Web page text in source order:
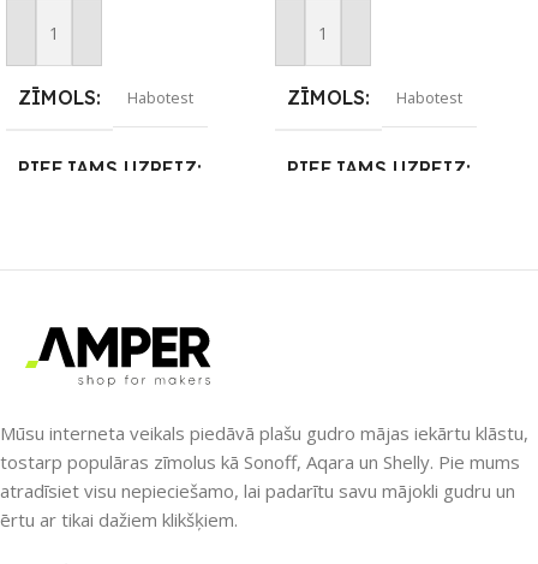
Pievienot Grozam
ZĪMOLS Habotest
PIEEJAMS UZREIZ
SKAITS
Pievienot Grozam
ZĪMOLS Habotest
PIEEJAMS UZREIZ
Mūsu interneta veikals piedāvā plašu gudro mājas iekārtu klāstu,
tostarp populāras zīmolus kā Sonoff, Aqara un Shelly. Pie mums
atradīsiet visu nepieciešamo, lai padarītu savu mājokli gudru un
ērtu ar tikai dažiem klikšķiem.